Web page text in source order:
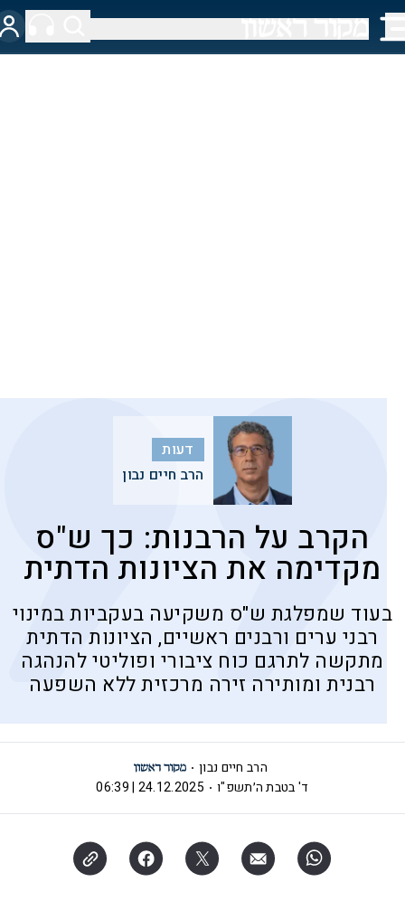
דעות
הרב חיים נבון
הקרב על הרבנות: כך ש"ס
מקדימה את הציונות הדתית
בעוד שמפלגת ש"ס משקיעה בעקביות במינוי
רבני ערים ורבנים ראשיים, הציונות הדתית
מתקשה לתרגם כוח ציבורי ופוליטי להנהגה
רבנית ומותירה זירה מרכזית ללא השפעה
הרב חיים נבון
ד' בטבת ה׳תשפ"ו
24.12.2025 | 06:39